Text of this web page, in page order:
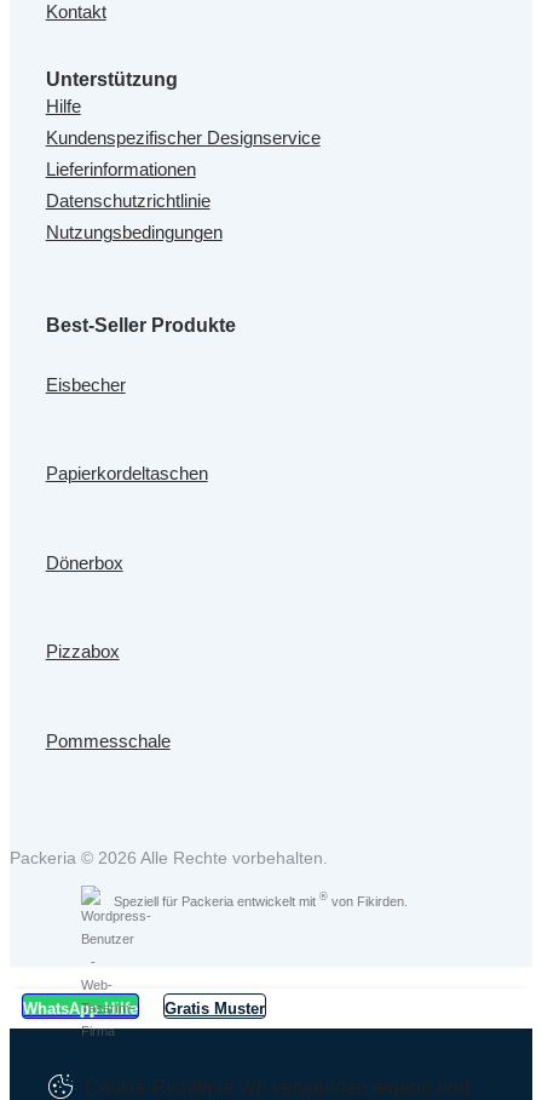
Kontakt
Unterstützung
Hilfe
Kundenspezifischer Designservice
Lieferinformationen
Datenschutzrichtlinie
Nutzungsbedingungen
Best-Seller Produkte
Eisbecher
Papierkordeltaschen
Dönerbox
Pizzabox
Pommesschale
Packeria © 2026 Alle Rechte vorbehalten.
Speziell für Packeria entwickelt mit® von Fikirden.
WhatsApp-Hilfe Gratis Muster
Cookie-Richtlinie Wir verwenden eigene und